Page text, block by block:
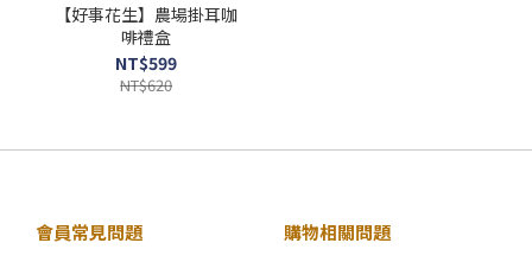
【好事花生】農場掛耳咖
啡禮盒
NT$599
NT$620
會員常見問題 購物相關問題